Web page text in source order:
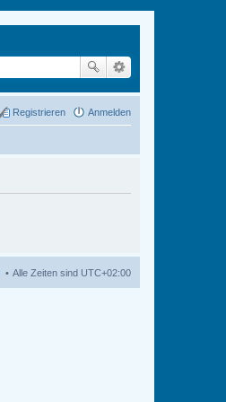
Anmelden
Registrieren
Alle Zeiten sind UTC+02:00